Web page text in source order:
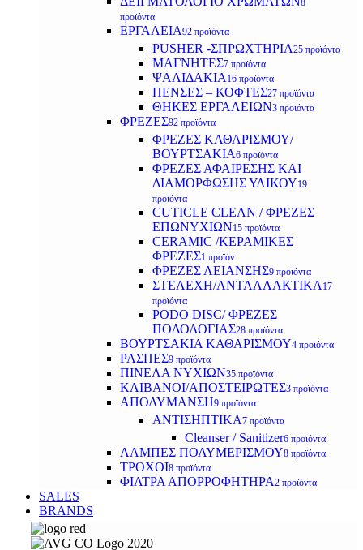
8
προϊόντα
ΕΡΓΑΛΕΙΑ92 προϊόντα
PUSHER -ΣΠΡΩΧΤΗΡΙΑ25 προϊόντα
ΜΑΓΝΗΤΕΣ7 προϊόντα
ΨΑΛΙΔΑΚΙΑ 16 προϊόντα
ΠΕΝΣΕΣ – ΚΟΦΤΕΣ27 προϊόντα
ΘΗΚΕΣ ΕΡΓΑΛΕΙΩΝ3 προϊόντα
ΦΡΕΖΕΣ92 προϊόντα
ΦΡΕΖΕΣ ΚΑΘΑΡΙΣΜΟΥ/
ΒΟΥΡΤΣΑΚΙΑ6 προϊόντα
ΦΡΕΖΕΣ ΑΦΑΙΡΕΣΗΣ ΚΑΙ
ΔΙΑΜΟΡΦΩΣΗΣ ΥΛΙΚΟΥ19
προϊόντα
CUTICLE CLEAN / ΦΡΕΖΕΣ
ΕΠΩΝΥΧΙΩΝ15 προϊόντα
CERAMIC /ΚΕΡΑΜΙΚΕΣ
ΦΡΕΖΕΣ1 προϊόν
ΦΡΕΖΕΣ ΛΕΙΑΝΣΗΣ9 προϊόντα
ΣΤΕΛΕΧΗ/ΑΝΤΑΛΛΑΚΤΙΚΑ 17
προϊόντα
PODO DISC/ ΦΡΕΖΕΣ
ΠΟΔΟΛΟΓΙΑΣ28 προϊόντα
ΒΟΥΡΤΣΑΚΙΑ ΚΑΘΑΡΙΣΜΟΥ4 προϊόντα
ΡΑΣΠΕΣ9 προϊόντα
ΠΙΝΕΛΑ ΝΥΧΙΩΝ35 προϊόντα
ΚΛΙΒΑΝΟΙ/ΑΠΟΣΤΕΙΡΩΤΕΣ3 προϊόντα
ΑΠΟΛΥΜΑΝΣΗ9 προϊόντα
ΑΝΤΙΣΗΠΤΙΚΑ7 προϊόντα
Cleanser / Sanitizer6 προϊόντα
ΛΑΜΠΕΣ ΠΟΛΥΜΕΡΙΣΜΟΥ8 προϊόντα
ΤΡΟΧΟΙ8 προϊόντα
ΦΙΛΤΡΑ ΑΠΟΡΡΟΦΗΤΗΡΑ2 προϊόντα
SALES
BRANDS